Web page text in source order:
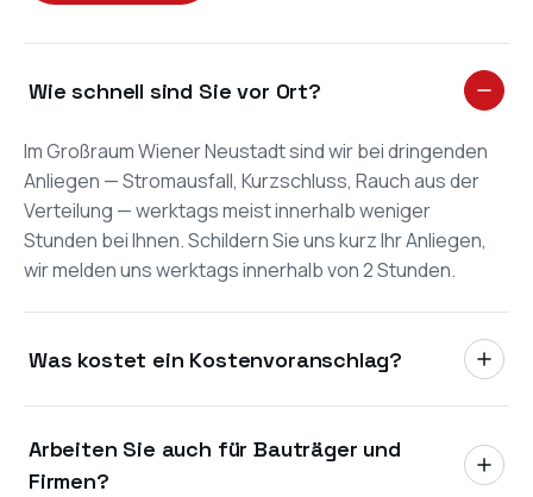
Wie schnell sind Sie vor Ort?
Im Großraum Wiener Neustadt sind wir bei dringenden
Anliegen — Stromausfall, Kurzschluss, Rauch aus der
Verteilung — werktags meist innerhalb weniger
Stunden bei Ihnen. Schildern Sie uns kurz Ihr Anliegen,
wir melden uns werktags innerhalb von 2 Stunden.
Was kostet ein Kostenvoranschlag?
Kostenvoranschlag sind im Großraum Wiener
Neustadt kostenlos und unverbindlich. Sie
Arbeiten Sie auch für Bauträger und
Firmen?